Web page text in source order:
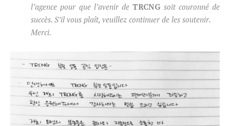
l’agence pour que l’avenir deTRCNG soit couronné de
succès. S’il vous plaît, veuillez continuer de les soutenir.
Merci.